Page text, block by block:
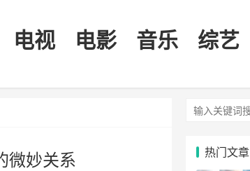
电视 电影 音乐 综艺
微妙关系 热门文章